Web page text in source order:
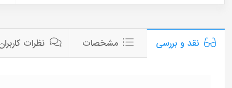
نقد و بررسی مشخصات نظرات